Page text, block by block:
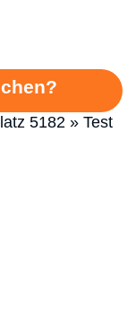
5182 » Test